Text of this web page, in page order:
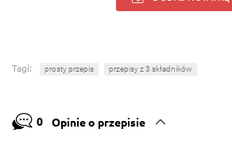
Tagi: prosty przepis przepisy z 3 składników
0 Opinie o przepisie